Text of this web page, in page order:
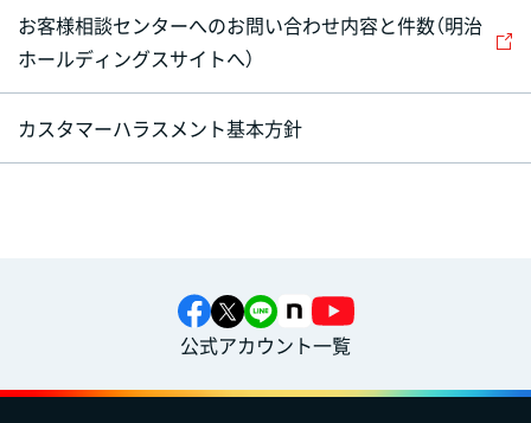
お客様相談センターへのお問い合わせ内容と件数（明治
ホールディングスサイトへ）
カスタマーハラスメント基本方針
公式アカウント一覧